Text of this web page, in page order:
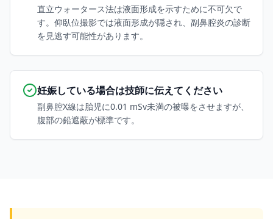
直立ウォータース法は液面形成を示すために不可欠で
す。仰臥位撮影では液面形成が隠され、副鼻腔炎の診断
を見逃す可能性があります。
妊娠している場合は技師に伝えてください
副鼻腔X線は胎児に0.01 mSv未満の被曝をさせますが、
腹部の鉛遮蔽が標準です。